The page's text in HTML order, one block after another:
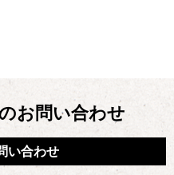
お問い合わせ
い合わせ